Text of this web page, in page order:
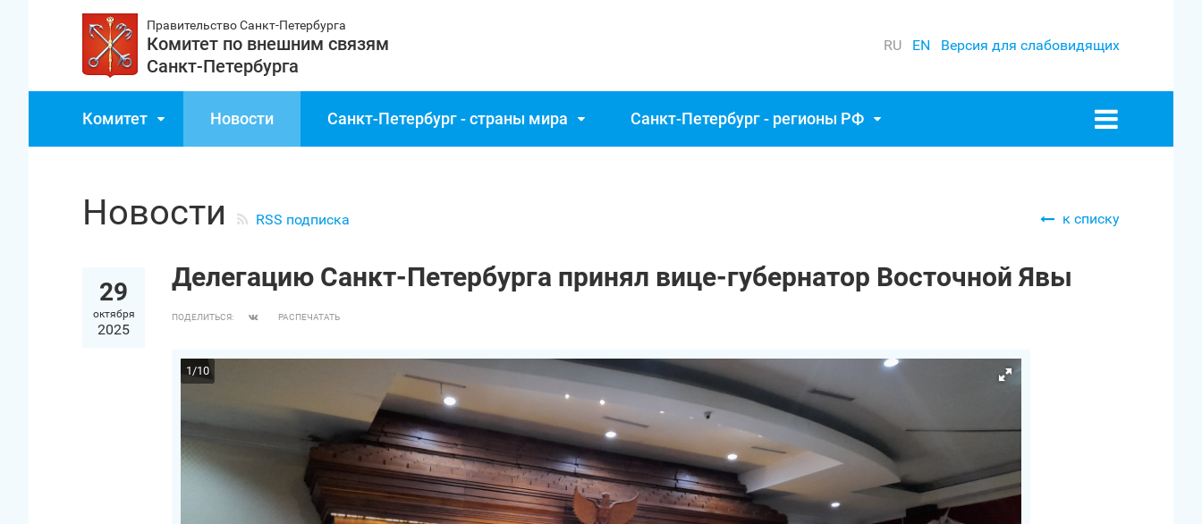
Правительство Санкт‑Петербурга
Комитет по внешним связям
Санкт‑Петербурга
RU EN Версия для слабовидящих
Комитет Новости Санкт‑Петербург - страны мира Санкт‑Петербург - регионы РФ
к списку
Новости RSS подписка
29
октября
2025
Делегацию Санкт‑Петербурга принял вице-губернатор Восточной Явы
ПОДЕЛИТЬСЯ: РАСПЕЧАТАТЬ
1/10